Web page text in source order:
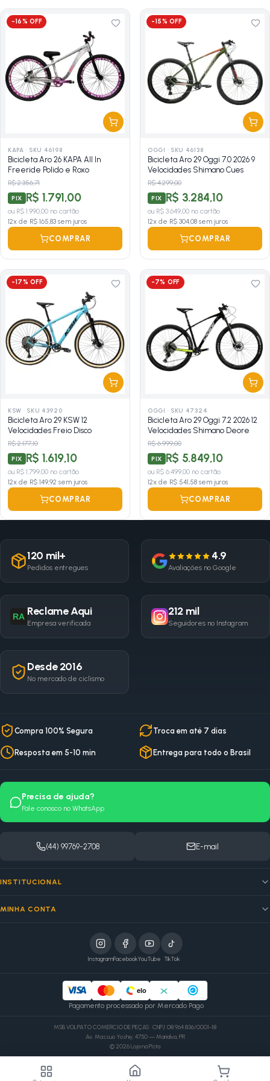
-16% OFF
KAPA · SKU 46198
Bicicleta Aro 26 KAPA All In
Freeride Polido e Roxo
R$ 2.356,71
PIX R$ 1.791,00
ou R$ 1.990,00 no cartão
12x de R$ 165,83 sem juros
COMPRAR
-15% OFF
OGGI · SKU 46138
Bicicleta Aro 29 Oggi 7.0 2026 9
Velocidades Shimano Cues
R$ 4.299,00
PIX R$ 3.284,10
ou R$ 3.649,00 no cartão
12x de R$ 304,08 sem juros
COMPRAR
-17% OFF
KSW · SKU 43920
Bicicleta Aro 29 KSW 12
Velocidades Freio Disco
R$ 2.177,10
PIX R$ 1.619,10
ou R$ 1.799,00 no cartão
12x de R$ 149,92 sem juros
COMPRAR
-7% OFF
OGGI · SKU 47324
Bicicleta Aro 29 Oggi 7.2 2026 12
Velocidades Shimano Deore
R$ 6.999,00
PIX R$ 5.849,10
ou R$ 6.499,00 no cartão
12x de R$ 541,58 sem juros
COMPRAR
120 mil+
Pedidos entregues
4.9
Avaliações no Google
RA Reclame Aqui
Empresa verificada
212 mil
Seguidores no Instagram
Desde 2016
No mercado de ciclismo
Compra 100% Segura Troca em até 7 dias
Resposta em 5-10 min Entrega para todo o Brasil
Precisa de ajuda?
Fale conosco no WhatsApp
(44) 99769-2708 E-mail
INSTITUCIONAL
MINHA CONTA
InstagramFacebookYouTube TikTok
elo
Pagamento processado por Mercado Pago
MSB VOLPATO COMERCIO DE PEÇAS · CNPJ: 08.964.836/0001-18
Av. Massuo Yoshiy, 4750 — Marialva, PR
©2026Loja na Pista